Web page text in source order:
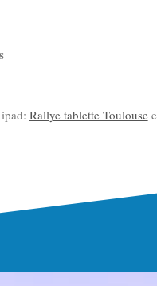
Rallye tablette Toulouse